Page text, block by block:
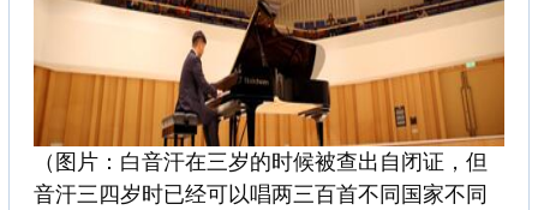
（图片：白音汗在三岁的时候被查出自闭证，但
音汗三四岁时已经可以唱两三百首不同国家不同